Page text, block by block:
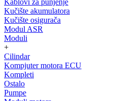
Kablovi za punjenje
Kučište akumulatora
Kučište osigurača
Modul ASR
Moduli
+
Cilindar
Kompjuter motora ECU
Kompleti
Ostalo
Pumpe